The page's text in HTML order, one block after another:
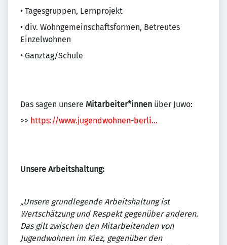
• Tagesgruppen, Lernprojekt
• div. Wohngemeinschaftsformen, Betreutes
Einzelwohnen
• Ganztag/Schule
Das sagen unsere Mitarbeiter*innen über Juwo:
>> https://www.jugendwohnen-berli...
Unsere Arbeitshaltung:
„Unsere grundlegende Arbeitshaltung ist
Wertschätzung und Respekt gegenüber anderen.
Das gilt zwischen den Mitarbeitenden von
Jugendwohnen im Kiez, gegenüber den